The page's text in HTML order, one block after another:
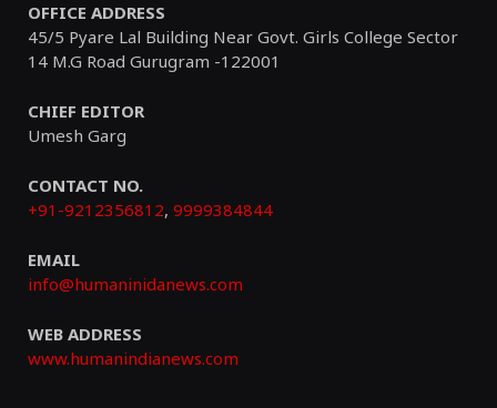
OFFICE ADDRESS
45/5 Pyare Lal Building Near Govt. Girls College Sector
14 M.G Road Gurugram -122001
CHIEF EDITOR
Umesh Garg
CONTACT NO.
+91-9212356812, 9999384844
EMAIL
info@humaninidanews.com
WEB ADDRESS
www.humanindianews.com